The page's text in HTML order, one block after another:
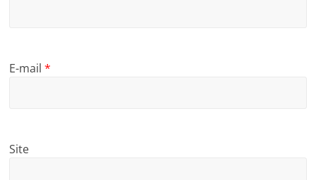
E-mail*
Site